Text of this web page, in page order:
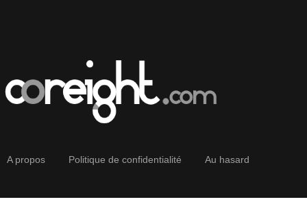
A propos Politique de confidentialité Au hasard